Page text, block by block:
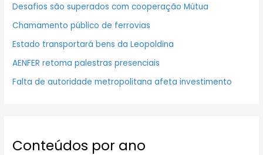
Desafios são superados com cooperação Mútua
Chamamento público de ferrovias
Estado transportará bens da Leopoldina
AENFER retoma palestras presenciais
Falta de autoridade metropolitana afeta investimento
Conteúdos por ano